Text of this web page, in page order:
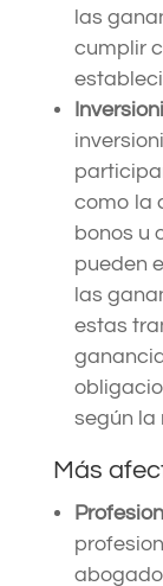
las
cumplir
como la
bonos u
pueden
las
estas
según la
Más